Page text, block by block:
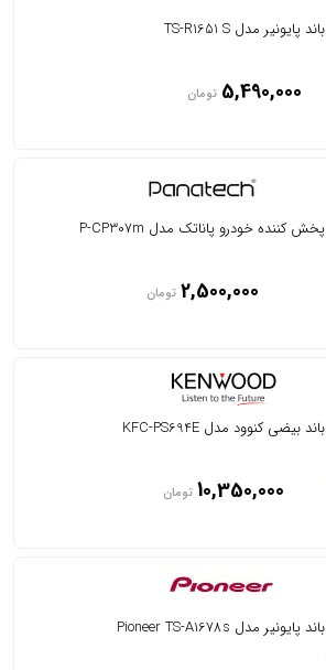
باند پایونیر مدل TS-R1651 S
5,490,000 تومان
پخش کننده خودرو پاناتک مدل P-CP307m
2,500,000 تومان
باند بیضی کنوود مدل KFC-PS694E
10,350,000 تومان
باند پایونیر مدل Pioneer TS-A1678s